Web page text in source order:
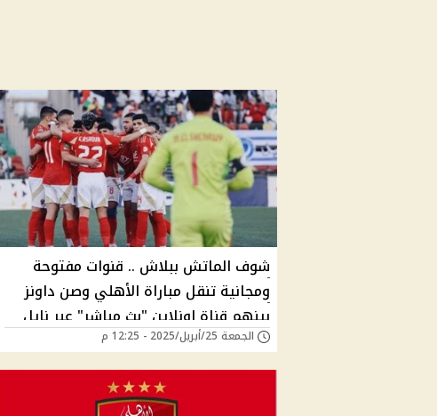
شوف الماتش ببلاش .. قنوات مفتوحة
ومجانية تنقل مباراة الأهلي وصن داونز
بينهم قناة اونلاين "بث مباشر" عبر نايل
سات والإنترنت مفاجأة في تشكيل الأحمر
الجمعة 25/أبريل/2025 - 12:25 م